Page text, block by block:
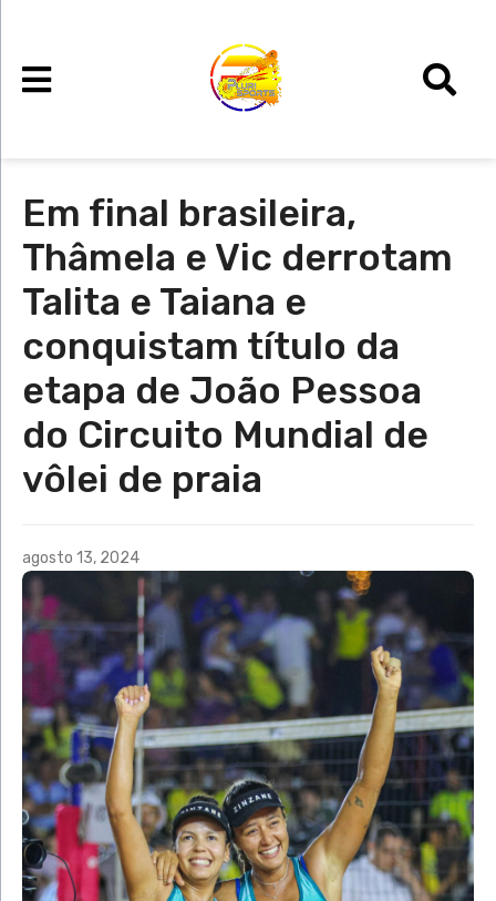
Em final brasileira,
Thâmela e Vic derrotam
Talita e Taiana e
conquistam título da
etapa de João Pessoa
do Circuito Mundial de
vôlei de praia
agosto 13, 2024